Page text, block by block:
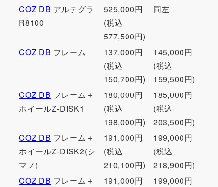
COZ DB アルテグラ
R8100
525,000円
(税込
577,500円)
同左
COZ DB フレーム
137,000円
(税込
150,700円)
145,000円
(税込
159,500円)
COZ DB フレーム＋
ホイールZ-DISK1
180,000円
(税込
198,000円)
185,000円
(税込
203,500円)
COZ DB フレーム＋
ホイールZ-DISK2(シ
マノ)
191,000円
(税込
210,100円)
199,000円
(税込
218,900円)
COZ DB フレーム＋
191,000円
199,000円